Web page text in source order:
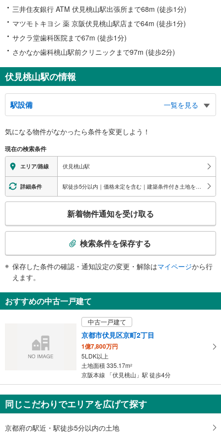
三井住友銀行 ATM 伏見桃山駅出張所まで68m (徒歩1分)
マツモトキヨシ 薬 京阪伏見桃山駅店まで64m (徒歩1分)
サクラ堂歯科医院まで67m (徒歩1分)
さかなか歯科桃山駅前クリニックまで97m (徒歩2分)
伏見桃山駅の情報
駅設備
一覧を見る
※段差なしでの移動経路
地上⇔改札⇔ホーム：○
エレベータ
・各ホーム⇔改札
・改札⇔地上
トイレ
気になる物件がなかったら条件を変更しよう！
現在の検索条件
エリア/路線 伏見桃山駅
詳細条件 駅徒歩5分以内｜価格未定を含む｜建築条件付き土地を含む
検
知
を
マ
イ
ペ
ー
新着物件通知を受け取る
検索条件を保存する
保存した条件の確認・通知設定の変更・解除はマイページから行
えます。
おすすめの中古一戸建て
中古一戸建て
京都市伏見区京町2丁目
1億7,800万円
5LDK以上
土地面積 335.17m2
京阪本線 「伏見桃山」駅 徒歩4分
同じこだわりでエリアを広げて探す
京都府の駅近・駅徒歩5分以内の土地